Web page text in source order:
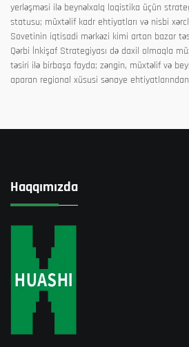
yerləşməsi ilə beynəlxalq loqistika üçün
statusu; müxtəlif kadr ehtiyatları və nisbi
Sovetinin iqtisadi mərkəzi kimi artan bazar
Qərbi İnkişaf Strategiyası də daxil olmaqla
təsiri ilə birbaşa fayda; zəngin, müxtəlif və
aparan regional xüsusi sənaye
Haqqımızda